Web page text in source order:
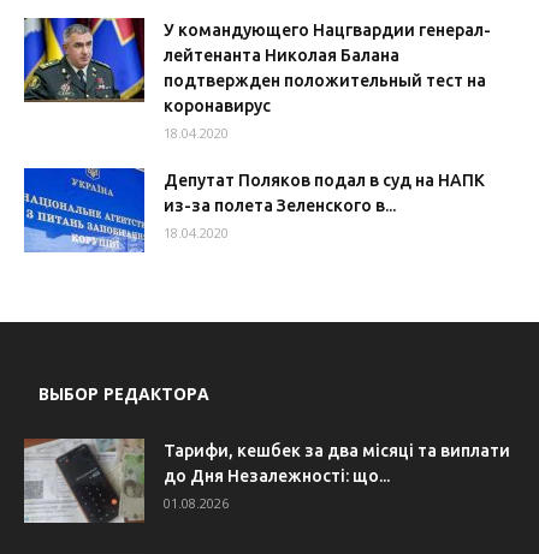
У командующего Нацгвардии генерал-
лейтенанта Николая Балана
подтвержден положительный тест на
коронавирус
18.04.2020
Депутат Поляков подал в суд на НАПК
из-за полета Зеленского в...
18.04.2020
ВЫБОР РЕДАКТОРА
Тарифи, кешбек за два місяці та виплати
до Дня Незалежності: що...
01.08.2026